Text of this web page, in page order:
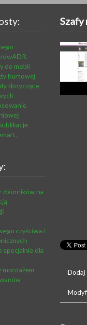
do mebli
hurtowej
dotyczące
zbiorników na
czyściwa i
specjalnie dla
montażem
Szafy
Dodaj